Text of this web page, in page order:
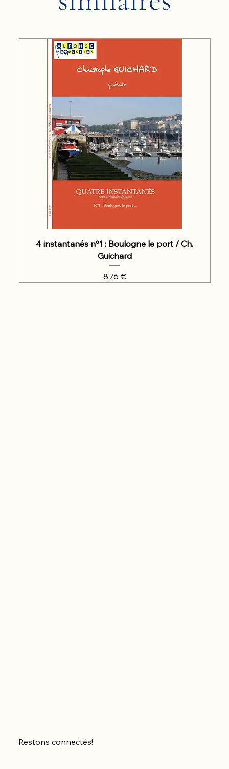
4 instantanés n°1 : Boulogne le port / Ch.
Guichard
Prix
8,76 €
Restons connectés!